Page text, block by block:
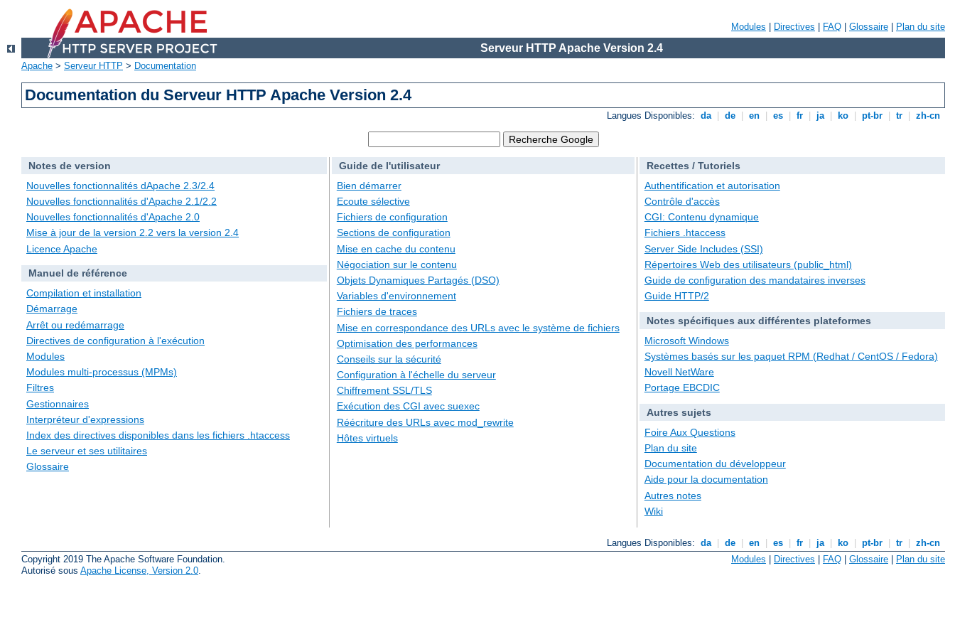
Modules Directives FAQ Glossaire Plan du site
Serveur HTTP Apache Version 2.4
Apache > Serveur HTTP > Documentation
Documentation du Serveur HTTP Apache Version 2.4
Langues Disponibles: da de en es fr ja ko pt-br tr zh-cn
Notes de version
Nouvelles fonctionnalités dApache 2.3/2.4
Nouvelles fonctionnalités d'Apache 2.1/2.2
Nouvelles fonctionnalités d'Apache 2.0
Mise à jour de la version 2.2 vers la version 2.4
Licence Apache
Manuel de référence
Compilation et installation
Démarrage
Arrêt ou redémarrage
Directives de configuration à l'exécution
Modules
Modules multi-processus (MPMs)
Filtres
Gestionnaires
Interpréteur d'expressions
Index des directives disponibles dans les fichiers .htaccess
Le serveur et ses utilitaires
Glossaire
Guide de l'utilisateur
Bien démarrer
Ecoute sélective
Fichiers de configuration
Sections de configuration
Mise en cache du contenu
Négociation sur le contenu
Objets Dynamiques Partagés (DSO)
Variables d'environnement
Fichiers de traces
Mise en correspondance des URLs avec le système de fichiers
Optimisation des performances
Conseils sur la sécurité
Configuration à l'échelle du serveur
Chiffrement SSL/TLS
Exécution des CGI avec suexec
Réécriture des URLs avec mod_rewrite
Hôtes virtuels
Recettes / Tutoriels
Authentification et autorisation
Contrôle d'accès
CGI: Contenu dynamique
Fichiers .htaccess
Server Side Includes (SSI)
Répertoires Web des utilisateurs (public_html)
Guide de configuration des mandataires inverses
Guide HTTP/2
Notes spécifiques aux différentes plateformes
Microsoft Windows
Systèmes basés sur les paquet RPM (Redhat / CentOS / Fedora)
Novell NetWare
Portage EBCDIC
Autres sujets
Foire Aux Questions
Plan du site
Documentation du développeur
Aide pour la documentation
Autres notes
Wiki
Langues Disponibles: da de en es fr ja ko pt-br tr
zh-cn
Copyright 2019 The Apache Software Foundation.
Autorisé sous Apache License, Version 2.0
Modules | Directives | FAQ | Glossaire | Plan du site